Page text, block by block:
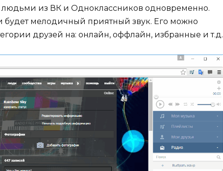
людьми из ВК и Одноклассников одновременно.
мелодичный приятный звук. Его можно
друзей на: онлайн, оффлайн, избранные и т.д.